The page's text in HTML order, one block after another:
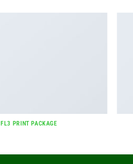
FL3 PRINT PACKAGE